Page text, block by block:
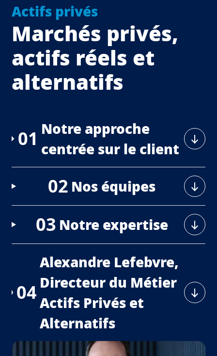
Actifs privés
Marchés privés,
actifs réels et
alternatifs
01 Notre approche
centrée sur le client
02 Nos équipes
03 Notre expertise
04
Alexandre Lefebvre,
Directeur du Métier
Actifs Privés et
Alternatifs